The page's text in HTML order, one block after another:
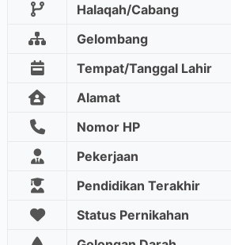
Halaqah/Cabang
Gelombang
Tempat/Tanggal Lahir
Alamat
Nomor HP
Pekerjaan
Pendidikan Terakhir
Status Pernikahan